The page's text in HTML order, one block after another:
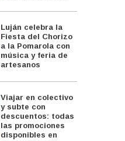
Luján celebra la
Fiesta del Chorizo
a la Pomarola con
música y feria de
artesanos
Viajar en colectivo
y subte con
descuentos: todas
las promociones
disponibles en